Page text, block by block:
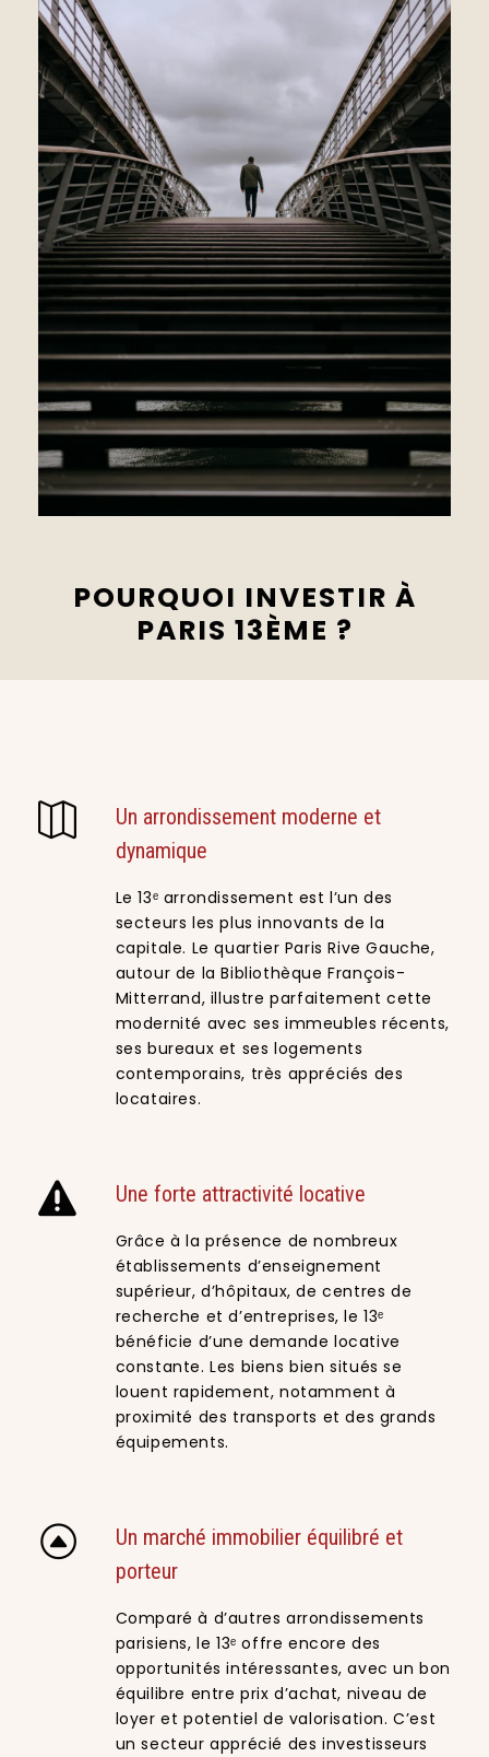
POURQUOI INVESTIR À
PARIS 13ÈME ?
Un arrondissement moderne et
dynamique
Le 13ᵉ arrondissement est l’un des
secteurs les plus innovants de la
capitale. Le quartier Paris Rive Gauche,
autour de la Bibliothèque François-
Mitterrand, illustre parfaitement cette
modernité avec ses immeubles récents,
ses bureaux et ses logements
contemporains, très appréciés des
locataires.
Une forte attractivité locative
Grâce à la présence de nombreux
établissements d’enseignement
supérieur, d’hôpitaux, de centres de
recherche et d’entreprises, le 13ᵉ
bénéficie d’une demande locative
constante. Les biens bien situés se
louent rapidement, notamment à
proximité des transports et des grands
équipements.
Un marché immobilier équilibré et
porteur
Comparé à d’autres arrondissements
parisiens, le 13ᵉ offre encore des
opportunités intéressantes, avec un bon
équilibre entre prix d’achat, niveau de
loyer et potentiel de valorisation. C’est
un secteur apprécié des investisseurs